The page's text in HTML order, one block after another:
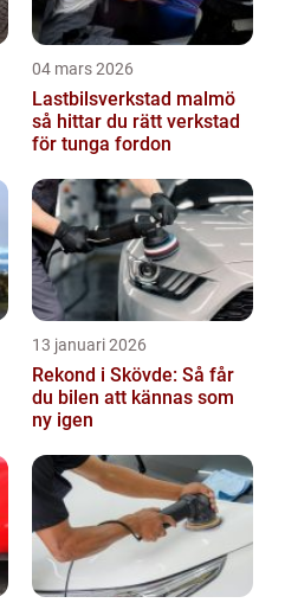
04 mars 2026
Lastbilsverkstad malmö
så hittar du rätt verkstad
för tunga fordon
13 januari 2026
Rekond i Skövde: Så får
du bilen att kännas som
ny igen